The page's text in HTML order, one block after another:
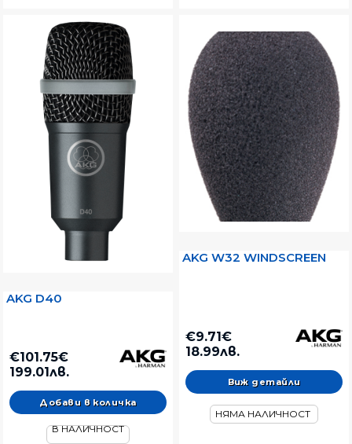
AKG D40
€101.75€
199.01лв.
В НАЛИЧНОСТ
AKG W32 WINDSCREEN
€9.71€
18.99лв.
Виж детайли
НЯМА НАЛИЧНОСТ